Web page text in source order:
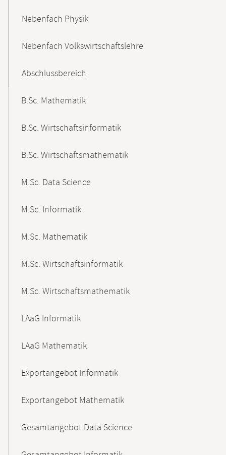
Nebenfach Physik
Nebenfach Volkswirtschaftslehre
Abschlussbereich
B.Sc. Mathematik
B.Sc. Wirtschaftsinformatik
B.Sc. Wirtschaftsmathematik
M.Sc. Data Science
M.Sc. Informatik
M.Sc. Mathematik
M.Sc. Wirtschaftsinformatik
M.Sc. Wirtschaftsmathematik
LAaG Informatik
LAaG Mathematik
Exportangebot Informatik
Exportangebot Mathematik
Gesamtangebot Data Science